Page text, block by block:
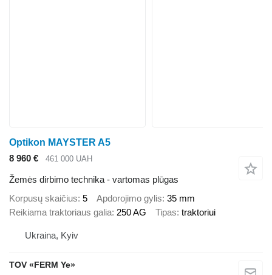
Optikon MAYSTER A5
8 960 €
461 000 UAH
Žemės dirbimo technika - vartomas plūgas
Korpusų skaičius 5 Apdorojimo gylis 35 mm
Reikiama traktoriaus galia 250 AG Tipas traktoriui
Ukraina, Kyiv
TOV «FERM Ye»